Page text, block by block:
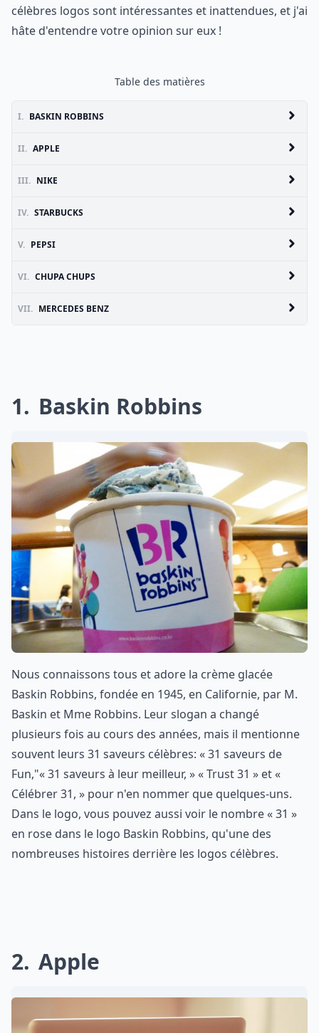
célèbres logos sont intéressantes et inattendues, et j'ai
hâte d'entendre votre opinion sur eux !
Table des matières
I. BASKIN ROBBINS
II. APPLE
III. NIKE
IV. STARBUCKS
V. PEPSI
VI. CHUPA CHUPS
VII. MERCEDES BENZ
1 Baskin Robbins
Nous connaissons tous et adore la crème glacée
Baskin Robbins, fondée en 1945, en Californie, par M.
Baskin et Mme Robbins. Leur slogan a changé
plusieurs fois au cours des années, mais il mentionne
souvent leurs 31 saveurs célèbres: « 31 saveurs de
Fun,"« 31 saveurs à leur meilleur, » « Trust 31 » et «
Célébrer 31, » pour n'en nommer que quelques-uns.
Dans le logo, vous pouvez aussi voir le nombre « 31 »
en rose dans le logo Baskin Robbins, qu'une des
nombreuses histoires derrière les logos célèbres.
2 Apple